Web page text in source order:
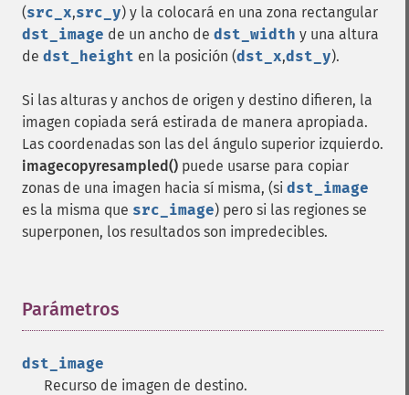
(src_x,src_y) y la colocará en una zona rectangular
dst_image de un ancho de dst_width y una altura
de dst_height en la posición (dst_x,dst_y).
Si las alturas y anchos de origen y destino difieren, la
imagen copiada será estirada de manera apropiada.
Las coordenadas son las del ángulo superior izquierdo.
imagecopyresampled() puede usarse para copiar
zonas de una imagen hacia sí misma, (si dst_image
es la misma que src_image) pero si las regiones se
superponen, los resultados son impredecibles.
Parámetros
dst_image
Recurso de imagen de destino.